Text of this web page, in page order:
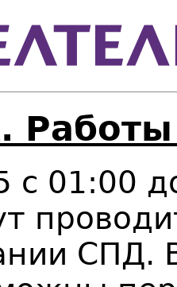
с 01:00
СПД.